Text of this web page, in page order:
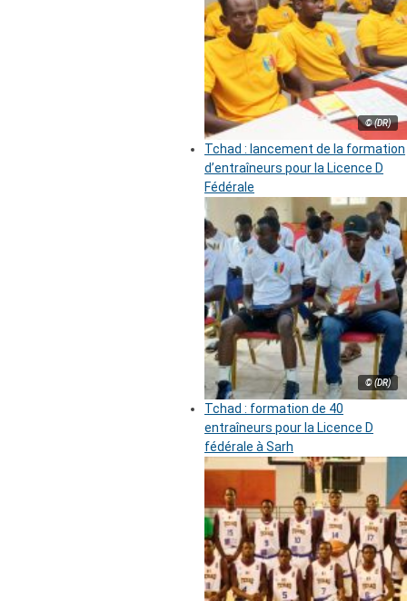
© (DR)
Tchad : lancement de la formation
d’entraîneurs pour la Licence D
Fédérale
© (DR)
Tchad : formation de 40
entraîneurs pour la Licence D
fédérale à Sarh